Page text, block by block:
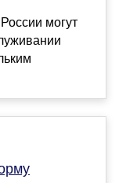
могут